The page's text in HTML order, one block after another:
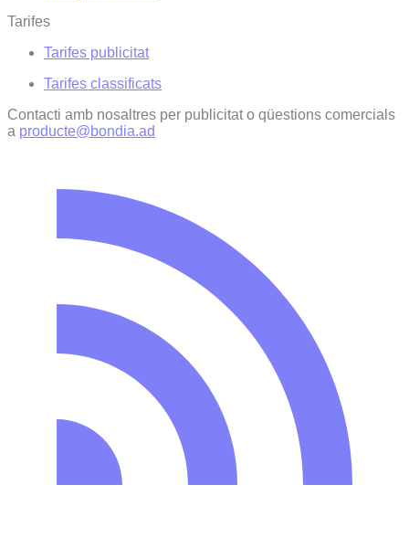
Tarifes
Tarifes publicitat
Tarifes classificats
Contacti amb nosaltres per publicitat o qüestions comercials
a producte@bondia.ad